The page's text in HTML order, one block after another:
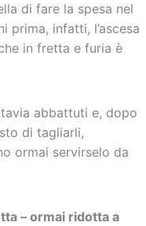
di fare la spesa nel
infatti, l’ascesa
in fretta e furia è
abbattuti e, dopo
di tagliarli,
ormai servirselo da
– ormai ridotta a